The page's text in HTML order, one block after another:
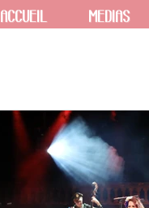
Accueil Medias